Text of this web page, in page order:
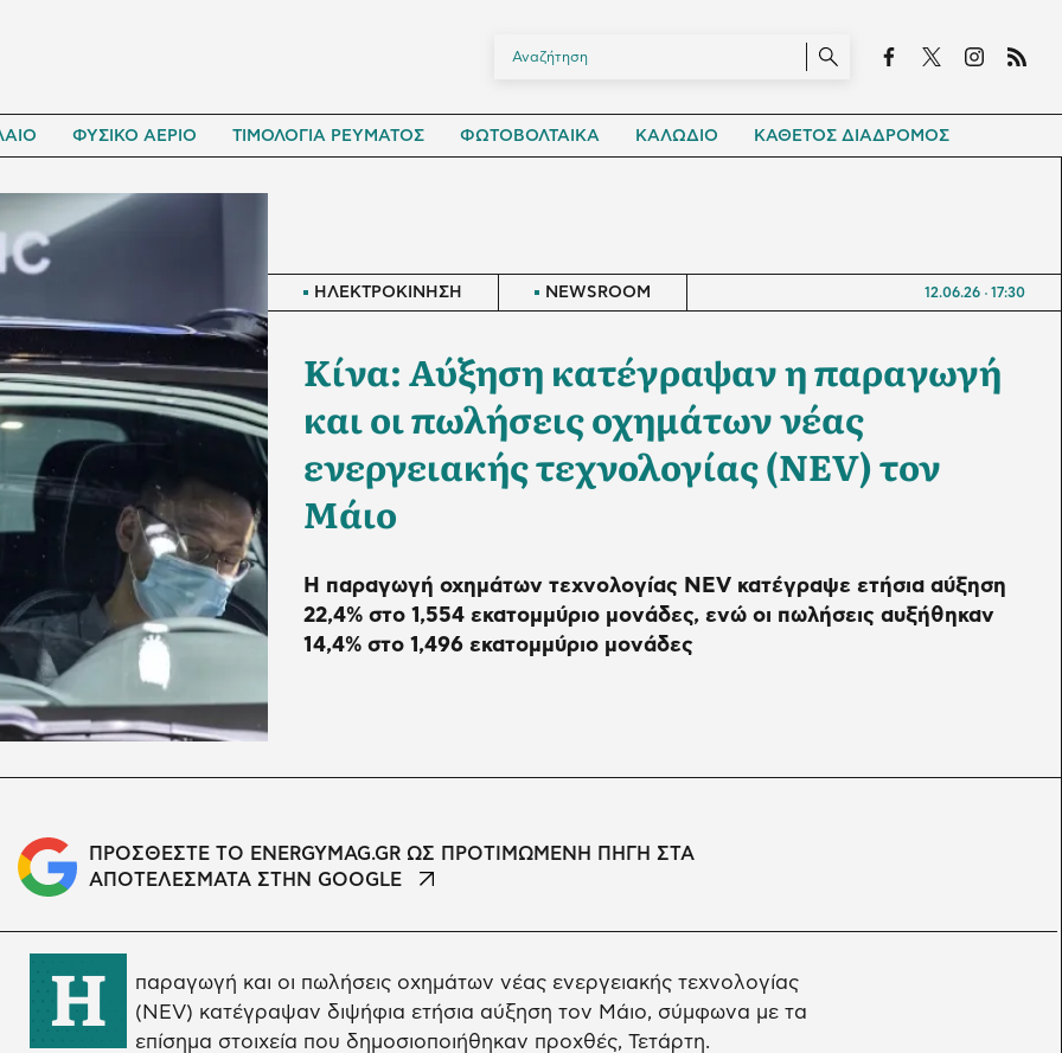
ΦΥΣΙΚΟ ΑΕΡΙΟ ΤΙΜΟΛΟΓΙΑ ΡΕΥΜΑΤΟΣ ΦΩΤΟΒΟΛΤΑΙΚΑ ΚΑΛΩΔΙΟ ΚΑΘΕΤΟΣ ΔΙΑΔΡΟΜΟΣ
ΗΛΕΚΤΡΟΚΙΝΗΣΗ NEWSROOM 12.06.26 17:30
Κίνα: Αύξηση κατέγραψαν η παραγωγή
και οι πωλήσεις οχημάτων νέας
ενεργειακής τεχνολογίας (NEV) τον
Μάιο
Η παραγωγή οχημάτων τεχνολογίας NEV κατέγραψε ετήσια αύξηση
22,4% στο 1,554 εκατομμύριο μονάδες, ενώ οι πωλήσεις αυξήθηκαν
14,4% στο 1,496 εκατομμύριο μονάδες
ΠΡΟΣΘΕΣΤΕ ΤΟ ENERGYMAG.GR ΩΣ ΠΡΟΤΙΜΩΜΕΝΗ ΠΗΓΗ ΣΤΑ
ΑΠΟΤΕΛΕΣΜΑΤΑ ΣΤΗΝ GOOGLE
Η
παραγωγή και οι πωλήσεις οχημάτων νέας ενεργειακής τεχνολογίας
(NEV) κατέγραψαν διψήφια ετήσια αύξηση τον Μάιο, σύμφωνα με τα
επίσημα στοιχεία που δημοσιοποιήθηκαν προχθές, Τετάρτη.